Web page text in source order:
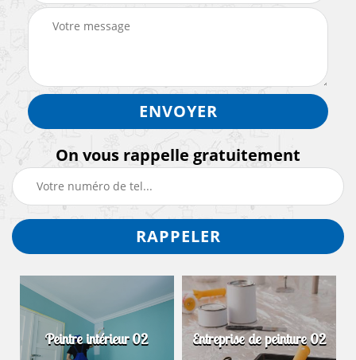
On vous rappelle gratuitement
Peintre intérieur 02 Entreprise de peinture 02